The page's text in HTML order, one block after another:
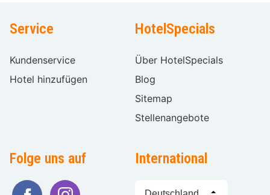
Service
Kundenservice
Hotel hinzufügen
HotelSpecials
Über HotelSpecials
Blog
Sitemap
Stellenangebote
Folge uns auf International